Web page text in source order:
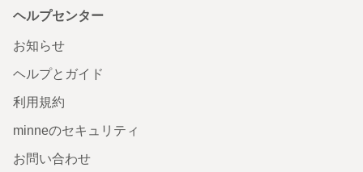
ヘルプセンター
お知らせ
ヘルプとガイド
利用規約
minneのセキュリティ
お問い合わせ